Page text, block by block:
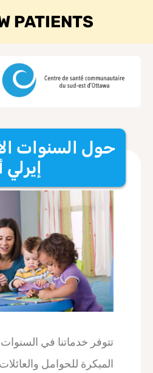
حول السنوات
تتوفر خدماتنا في السنوات
المبكرة للحوامل
PATIENTS